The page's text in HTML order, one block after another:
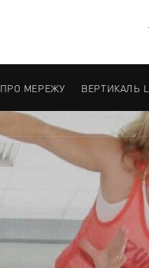
ПРО МЕРЕЖУ ВЕРТИКАЛЬ